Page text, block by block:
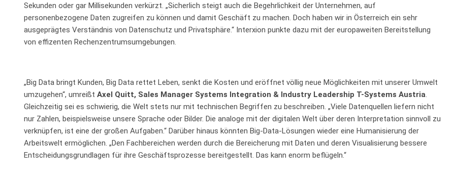
Sekunden oder gar Millisekunden verkürzt. „Sicherlich steigt auch die Begehrlichkeit der Unternehmen, auf
personenbezogene Daten zugreifen zu können und damit Geschäft zu machen. Doch haben wir in Österreich ein sehr
ausgeprägtes Verständnis von Datenschutz und Privatsphäre.“ Interxion punkte dazu mit der europaweiten Bereitstellung
von effizenten Rechenzentrumsumgebungen.
„Big Data bringt Kunden, Big Data rettet Leben, senkt die Kosten und eröffnet völlig neue Möglichkeiten mit unserer Umwelt
umzugehen“, umreißt Axel Quitt, Sales Manager Systems Integration & Industry Leadership T-Systems Austria.
Gleichzeitig sei es schwierig, die Welt stets nur mit technischen Begriffen zu beschreiben. „Viele Datenquellen liefern nicht
nur Zahlen, beispielsweise unsere Sprache oder Bilder. Die analoge mit der digitalen Welt über deren Interpretation sinnvoll zu
verknüpfen, ist eine der großen Aufgaben.“ Darüber hinaus könnten Big-Data-Lösungen wieder eine Humanisierung der
Arbeitswelt ermöglichen. „Den Fachbereichen werden durch die Bereicherung mit Daten und deren Visualisierung bessere
Entscheidungsgrundlagen für ihre Geschäftsprozesse bereitgestellt. Das kann enorm beflügeln.“